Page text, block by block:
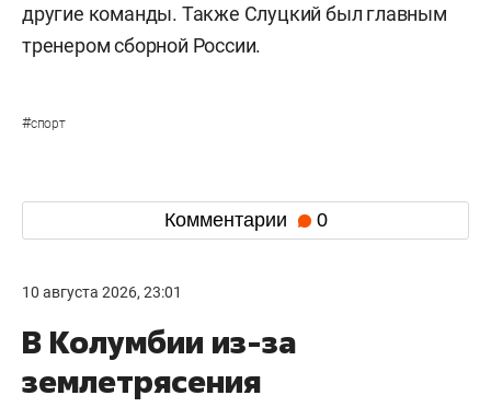
другие команды. Также Слуцкий был главным
тренером сборной России.
#спорт
Комментарии 0
10 августа 2026, 23:01
В Колумбии из-за
землетрясения